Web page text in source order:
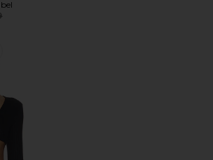
price:
INGA 탑